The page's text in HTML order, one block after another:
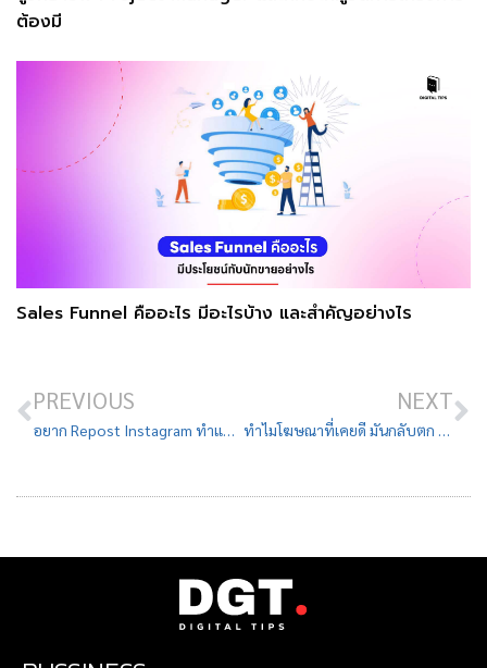
ต้องมี
Sales Funnel คืออะไร มีอะไรบ้าง และสำคัญอย่างไร
PREVIOUS
อยาก Repost Instagram ทำแบบไหนได้บ้าง?
NEXT
ทำไมโฆษณาที่เคยดี มันกลับตก รวมวิธีแก้ให้ Ad กลับมาปังอีกครั้ง